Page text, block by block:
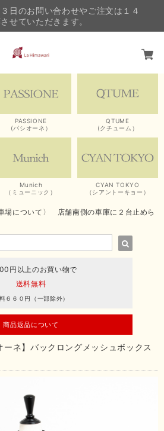
日のお問い合わせやご注文は１４
せていただきます。
PASSIONE
(パシオーネ）
QTUME
(クチューム）
Munich
（ミューニック）
CYAN TOKYO
（シアントーキョー）
について〉 店舗南側の車庫に２台止めら
円以上のお買い物で
送料無料
６６０円（一部除外）
商品返品について
ーネ】バックロングメッシュボックス